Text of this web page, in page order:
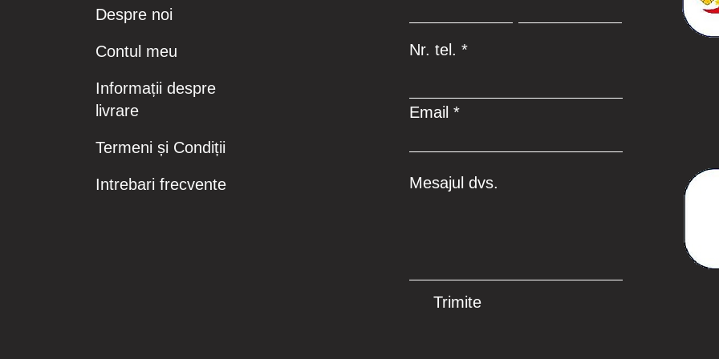
Despre noi
Contul meu
Informații despre
livrare
Termeni și Condiții
Intrebari frecvente
Nr. tel.
Email
Mesajul dvs.
Trimite